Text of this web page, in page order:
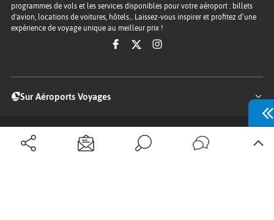
programmes de vols et les services disponibles pour votre aéroport : billets
d'avion, locations de voitures, hôtels... Laissez-vous inspirer et profitez d’une
expérience de voyage unique au meilleur prix !
Sur Aéroports Voyages
Aéroports